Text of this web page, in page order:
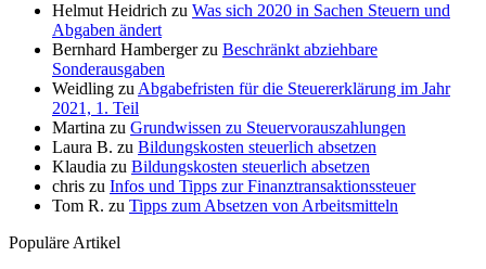
Helmut Heidrich zu Was sich 2020 in Sachen Steuern und
Abgaben ändert
Bernhard Hambergerzu Beschränkt abziehbare
Sonderausgaben
Weidling zu Abgabefristen für die Steuererklärung im Jahr
2021, 1. Teil
Martina zu Grundwissen zu Steuervorauszahlungen
Laura B. zu Bildungskosten steuerlich absetzen
Klaudia zu Bildungskosten steuerlich absetzen
chris zu Infos und Tipps zur Finanztransaktionssteuer
Tom R. zu Tipps zum Absetzen von Arbeitsmitteln
Populäre Artikel